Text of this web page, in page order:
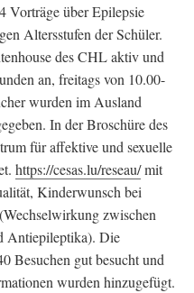
Vorträge über Epilepsie
Altersstufen der Schüler.
des CHL aktiv und
an, freitags von 10.00-
wurden im Ausland
In der Broschüre des
für affektive und sexuelle
https://cesas.lu/reseau/mit
Kinderwunsch bei
zwischen
Antiepileptika). Die
Besuchen gut besucht und
wurden hinzugefügt.